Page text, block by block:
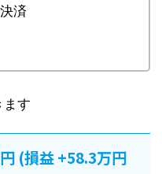
済
ます
(損益 +58.3万円